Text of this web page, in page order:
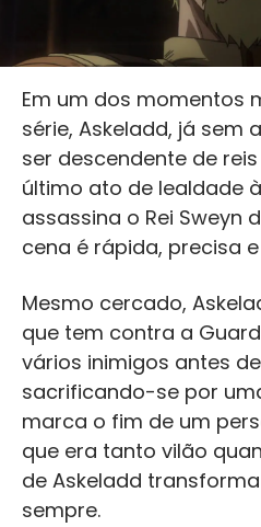
Em um dos momentos
série, Askeladd, já sem
ser descendente de
último ato de lealdade
assassina o Rei Sweyn
cena é rápida, precisa
Mesmo cercado,
que tem contra a
vários inimigos antes
sacrificando-se por
marca o fim de um
que era tanto vilão
de Askeladd
sempre.